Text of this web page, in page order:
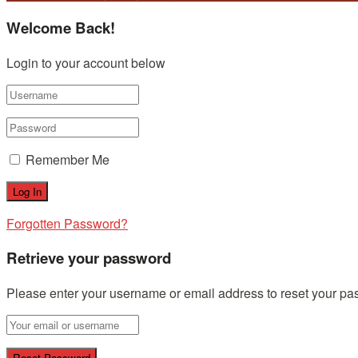
Welcome Back!
Login to your account below
Remember Me
Forgotten Password?
Retrieve your password
Please enter your username or email address to reset your